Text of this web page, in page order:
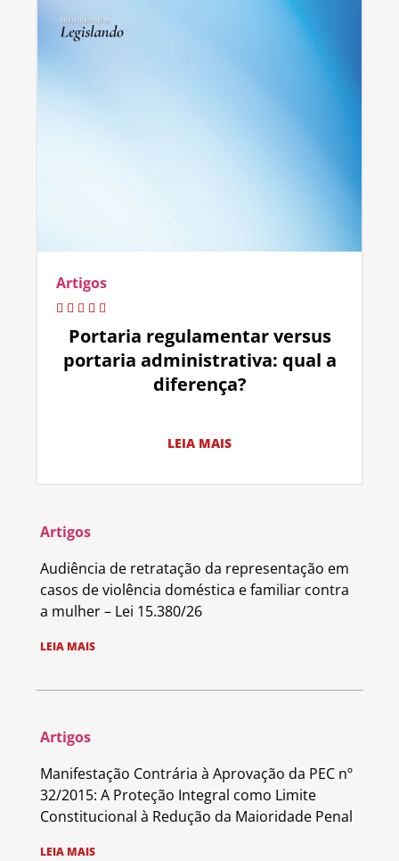
Artigos
Portaria regulamentar versus
portaria administrativa: qual a
diferença?
LEIA MAIS
Artigos
Audiência de retratação da representação em
casos de violência doméstica e familiar contra
a mulher – Lei 15.380/26
LEIA MAIS
Artigos
Manifestação Contrária à Aprovação da PEC nº
32/2015: A Proteção Integral como Limite
Constitucional à Redução da Maioridade Penal
LEIA MAIS